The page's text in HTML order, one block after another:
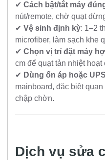
✔ Cách bật/tắt máy
nút/remote, chờ quạt
✔ Vệ sinh định kỳ: 1–2
microfiber, làm sạch khe
✔ Chọn vị trí đặt máy
cm để quạt tản nhiệt hoạt
✔ Dùng ổn áp hoặc UPS
mainboard, đặc biệt
chập chờn.
Dịch vụ sửa